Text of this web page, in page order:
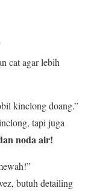
cat agar lebih
kinclong doang.”
tapi juga
noda air!
butuh detailing